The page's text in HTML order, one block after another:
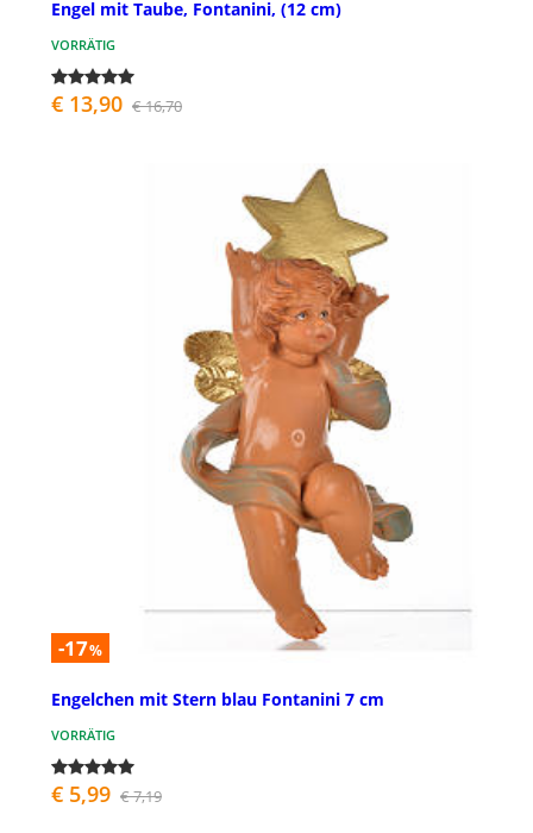
Engel mit Taube, Fontanini, (12 cm)
VORRÄTIG
€ 13,90 € 16,70
-17%
Engelchen mit Stern blau Fontanini 7 cm
VORRÄTIG
€ 5,99 € 7,19